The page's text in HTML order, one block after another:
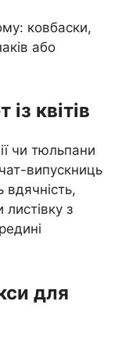
ковбаски,
або
квітів
чи тюльпани
випускниць
вдячність,
з
для